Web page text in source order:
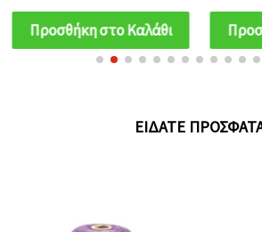
χειροτεχνίας για χάντρες,
κατασκευή κοσμημάτων,
ραπτική & DIY
κατασκευές
Προσθήκη στο Καλάθι
ΕΊΔΑΤΕ